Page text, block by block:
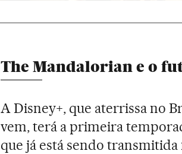
The Mandalorian e o
A Disney+, que aterrissa no
vem, terá a primeira
que já está sendo